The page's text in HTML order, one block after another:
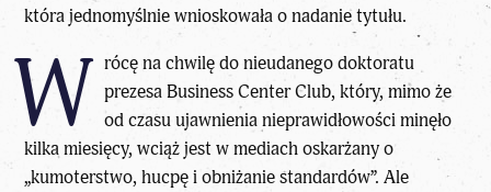
która jednomyślnie wnioskowała o nadanie tytułu.
W rócę na chwilę do nieudanego doktoratu
prezesa Business Center Club, który, mimo że
od czasu ujawnienia nieprawidłowości minęło
kilka miesięcy, wciąż jest w mediach oskarżany o
„kumoterstwo, hucpę i obniżanie standardów”. Ale